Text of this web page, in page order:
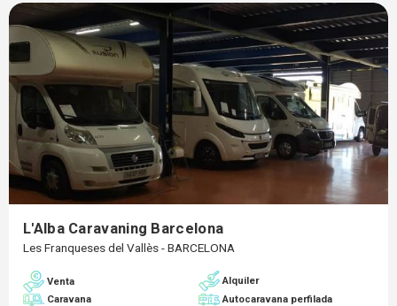
L'Alba Caravaning Barcelona
Les Franqueses del Vallès - BARCELONA
Venta
Alquiler
Caravana
Autocaravana perfilada